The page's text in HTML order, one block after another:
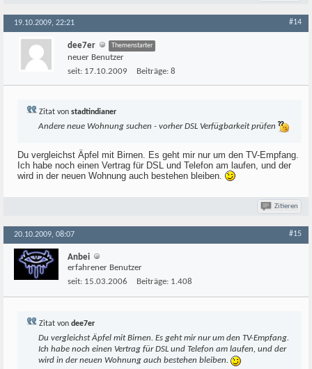
19.10.2009, 22:21 #14
dee7er Themenstarter
neuer Benutzer
seit: 17.10.2009 Beiträge: 8
Zitat von stadtindianer
Andere neue Wohnung suchen - vorher DSL Verfügbarkeit prüfen
Du vergleichst Äpfel mit Birnen. Es geht mir nur um den TV-Empfang.
Ich habe noch einen Vertrag für DSL und Telefon am laufen, und der
wird in der neuen Wohnung auch bestehen bleiben.
Zitieren
20.10.2009, 08:07 #15
Anbei
erfahrener Benutzer
seit: 15.03.2006 Beiträge: 1.408
Zitat von dee7er
Du vergleichst Äpfel mit Birnen. Es geht mir nur um den TV-Empfang.
Ich habe noch einen Vertrag für DSL und Telefon am laufen, und der
wird in der neuen Wohnung auch bestehen bleiben.